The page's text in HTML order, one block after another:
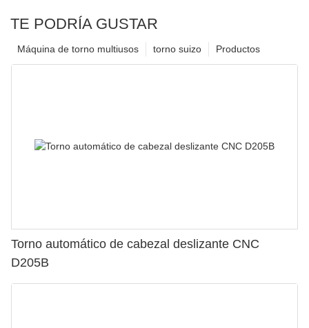
TE PODRÍA GUSTAR
Productos
torno suizo
Máquina de torno multiusos
Torno automático de cabezal deslizante CNC
D205B